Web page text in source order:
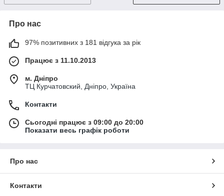
Про нас
97% позитивних з 181 відгука за рік
Працює з 11.10.2013
м. Дніпро
ТЦ Курчатовский, Дніпро, Україна
Контакти
Сьогодні працює з 09:00 до 20:00
Показати весь графік роботи
Про нас
Контакти